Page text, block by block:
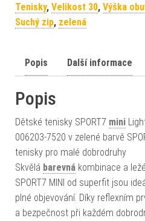
Tenisky, Velikost 30, Výška
Suchý zip, zelená
Popis Další informace
Popis
Dětské tenisky SPORT7 mini
006203-7520 v zelené barvě
tenisky pro malé dobrodruhy
Skvělá barevná kombinace a
SPORT7 MINI od superfit jsou
plné objevování. Díky reflexním
a bezpečnost při každém